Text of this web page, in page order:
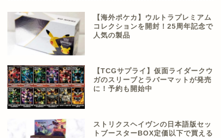
【海外ポケカ】ウルトラプレミアム
コレクションを開封！25周年記念で
人気の製品
【TCGサプライ】仮面ライダークウ
ガのスリーブとラバーマットが発売
に！予約も開始中
ストリクスヘイヴンの日本語版セッ
トブースターBOX定価以下で買える